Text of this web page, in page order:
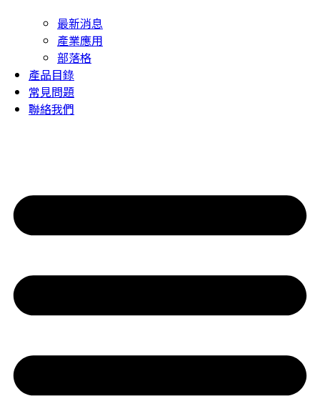
最新消息
產業應用
部落格
產品目錄
常見問題
聯絡我們